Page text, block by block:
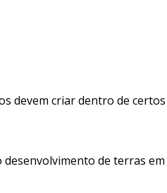
devem criar dentro de certos
de terras em